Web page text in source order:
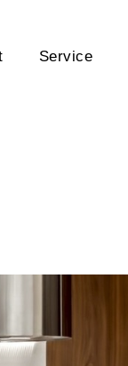
Service